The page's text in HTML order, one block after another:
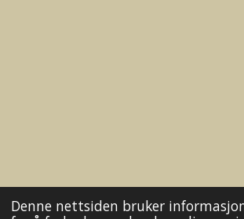
Denne nettsiden bruker